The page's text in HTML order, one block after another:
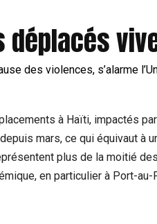
à Haïti, impactés
mars, ce qui équivaut à
plus de la moitié
en particulier à Port-